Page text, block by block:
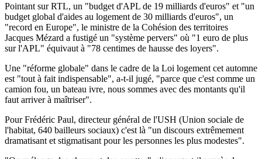
Pointant sur RTL, un "budget d'APL de 19 milliards d'euros" et "un
budget global d'aides au logement de 30 milliards d'euros", un
"record en Europe", le ministre de la Cohésion des territoires
Jacques Mézard a fustigé un "système pervers" où "1 euro de plus
sur l'APL" équivaut à "78 centimes de hausse des loyers".
Une "réforme globale" dans le cadre de la Loi logement cet automne
est "tout à fait indispensable", a-t-il jugé, "parce que c'est comme un
camion fou, un bateau ivre, nous sommes avec des montants qu'il
faut arriver à maîtriser".
Pour Frédéric Paul, directeur général de l'USH (Union sociale de
l'habitat, 640 bailleurs sociaux) c'est là "un discours extrêmement
dramatisant et stigmatisant pour les personnes les plus modestes".